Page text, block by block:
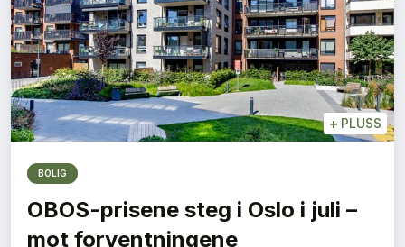
+ PLUSS
BOLIG
OBOS-prisene steg i Oslo i juli –
mot forventningene